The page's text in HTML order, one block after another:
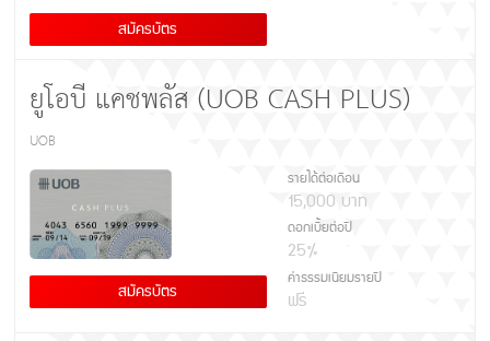
สมัครบัตร
ยูโอบี แคชพลัส (UOB CASH PLUS)
UOB
สมัครบัตร
รายได้ต่อเดือน
15,000 บาท
ดอกเบี้ยต่อปี
25%
ค่าธรรมเนียมรายปี
ฟรี